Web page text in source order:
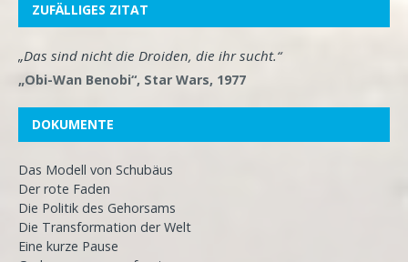
ZUFÄLLIGES ZITAT
„Das sind nicht die Droiden, die ihr sucht.“
„Obi-Wan Benobi“, Star Wars, 1977
DOKUMENTE
Das Modell von Schubäus
Der rote Faden
Die Politik des Gehorsams
Die Transformation der Welt
Eine kurze Pause